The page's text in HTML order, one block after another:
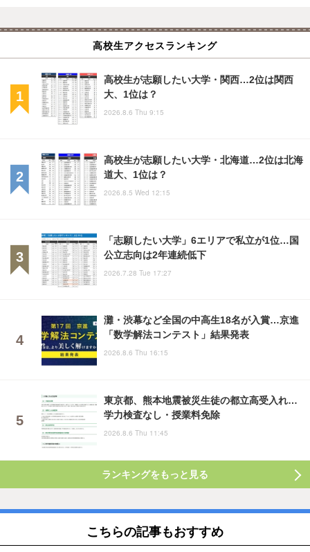
高校生アクセスランキング
高校生が志願したい大学・関西…2位は関西
大、1位は？
2026.8.6 Thu 9:15
高校生が志願したい大学・北海道…2位は北海
道大、1位は？
2026.8.5 Wed 12:15
「志願したい大学」6エリアで私立が1位…国
公立志向は2年連続低下
2026.7.28 Tue 17:27
灘・渋幕など全国の中高生18名が入賞…京進
「数学解法コンテスト」結果発表
2026.8.6 Thu 16:15
東京都、熊本地震被災生徒の都立高受入れ…
学力検査なし・授業料免除
2026.8.6 Thu 11:45
ランキングをもっと見る
こちらの記事もおすすめ